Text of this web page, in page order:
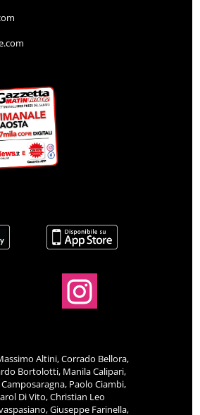
Altini, Corrado Bellora,
Bortolotti, Manila Calipari,
Paolo Ciambi,
Di Vito, Christian Leo
Giuseppe Farinella,